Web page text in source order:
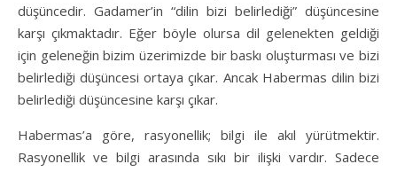
düşüncedir. Gadamer’in “dilin bizi belirlediği” düşüncesine
karşı çıkmaktadır. Eğer böyle olursa dil gelenekten geldiği
için geleneğin bizim üzerimizde bir baskı oluşturması ve bizi
belirlediği düşüncesi ortaya çıkar. Ancak Habermas dilin bizi
belirlediği düşüncesine karşı çıkar.
Habermas’a göre, rasyonellik; bilgi ile akıl yürütmektir.
Rasyonellik ve bilgi arasında sıkı bir ilişki vardır. Sadece